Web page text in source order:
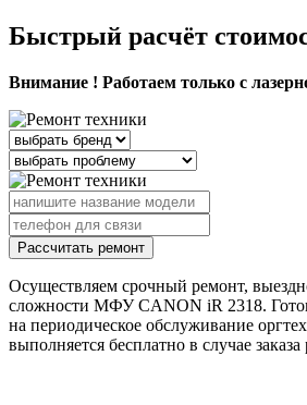
Быстрый расчёт
Внимание ! Работаем только с
Рассчитать ремонт
Осуществляем срочный ремонт,
сложности МФУ CANON iR 2318.
на периодическое обслуживание
выполняется бесплатно в случае заказа